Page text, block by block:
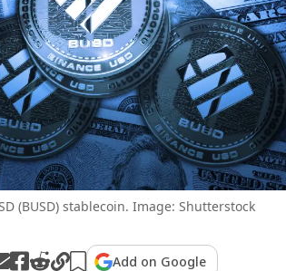
(BUSD) stablecoin. Image: Shutterstock
Add on Google